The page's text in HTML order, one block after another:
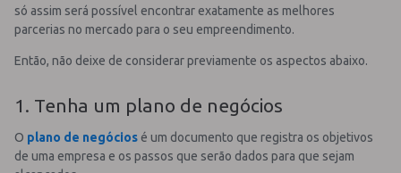
só assim será possível encontrar exatamente as melhores
parcerias no mercado para o seu empreendimento.
Então, não deixe de considerar previamente os aspectos abaixo.
1. Tenha um plano de negócios
O plano de negócios é um documento que registra os objetivos
de uma empresa e os passos que serão dados para que sejam